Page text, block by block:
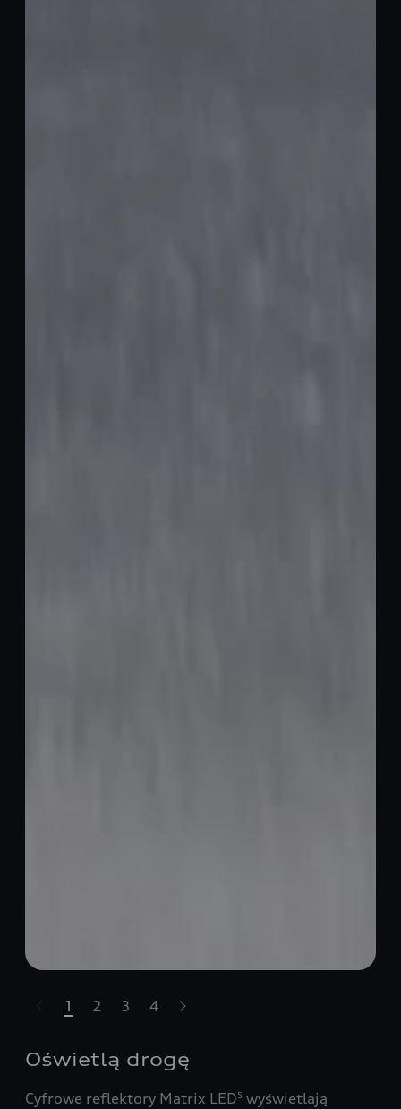
karuzelę
1 2 3 4
Oświetlą drogę
Cyfrowe reflektory Matrix LED5 wyświetlają